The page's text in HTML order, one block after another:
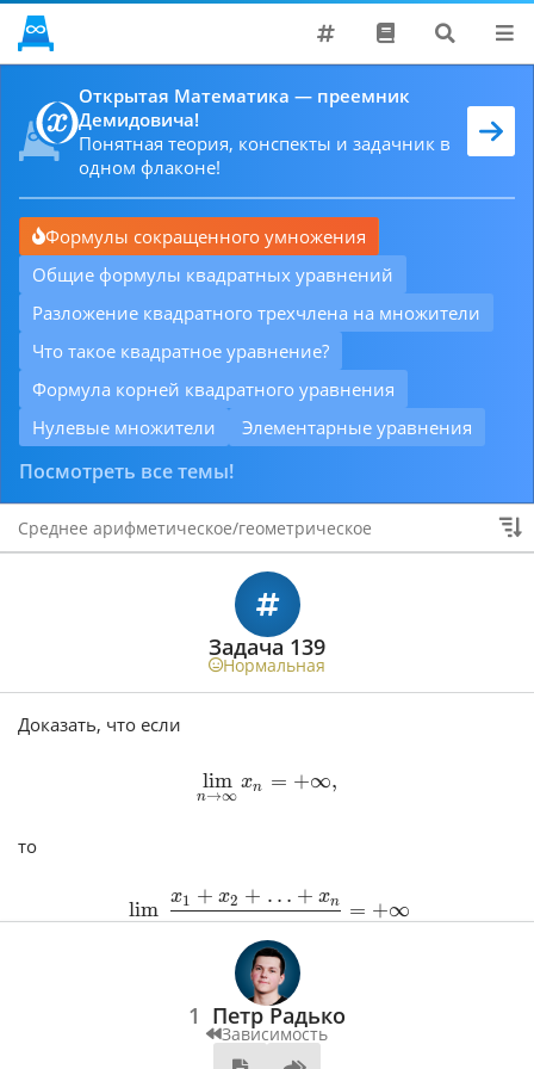
Поддержать
Хронология
Решатели
Проблемы
Открытая Математика — преемник
Демидовича!
Понятная теория, конспекты и задачник в
одном флаконе!
Формулы сокращенного умножения
Общие формулы квадратных уравнений
Разложение квадратного трехчлена на множители
Что такое квадратное уравнение?
Формула корней квадратного уравнения
Нулевые множители
Элементарные уравнения
Посмотреть все темы!
Среднее арифметическое/геометрическое
Задача 139
Нормальная
Доказать, что если
n→∞
lim xn = +∞,
то
n→∞
lim
n
x1 + x2 + … + xn = +∞
1 Петр Радько
Зависимость